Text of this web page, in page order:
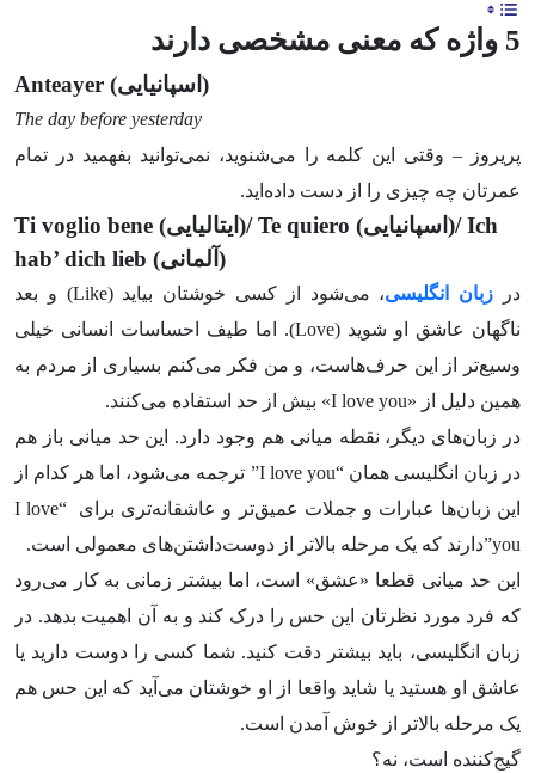
5 واژه که معنی مشخصی دارند
Anteayer (اسپانیایی)
The day before yesterday
پریروز – وقتی این کلمه را می‌شنوید، نمی‌توانید بفهمید در تمام
عمرتان چه چیزی را از دست داده‌اید.
Ti voglio bene (ایتالیایی)/Te quiero (اسپانیایی)/Ich
hab’ dich lieb
(آلمانی)
در زبان انگلیسی
، می‌شود از کسی خوشتان بیاید (Like) و بعد
ناگهان عاشق او شوید (Love). اما طیف احساسات انسانی خیلی
وسیع‌تر از این حرف‌هاست، و من فکر می‌کنم بسیاری از مردم به
همین دلیل از «I love you» بیش از حد استفاده می‌کنند.
در زبان‌های دیگر، نقطه میانی هم وجود دارد. این حد میانی باز هم
در زبان انگلیسی همان “I love you” ترجمه می‌شود، اما هر کدام از
این زبان‌ها عبارات و جملات عمیق‌تر و عاشقانه‌تری برای “I love
you”دارند که یک مرحله بالاتر از دوست‌داشتن‌های معمولی است.
این حد میانی قطعا «عشق» است، اما بیشتر زمانی به کار می‌رود
که فرد مورد نظرتان این حس را درک کند و به آن اهمیت بدهد. در
زبان انگلیسی، باید بیشتر دقت کنید. شما کسی را دوست دارید یا
عاشق او هستید یا شاید واقعا از او خوشتان می‌آید که این حس هم
یک مرحله بالاتر از خوش آمدن است.
گیج‌کننده است، نه؟